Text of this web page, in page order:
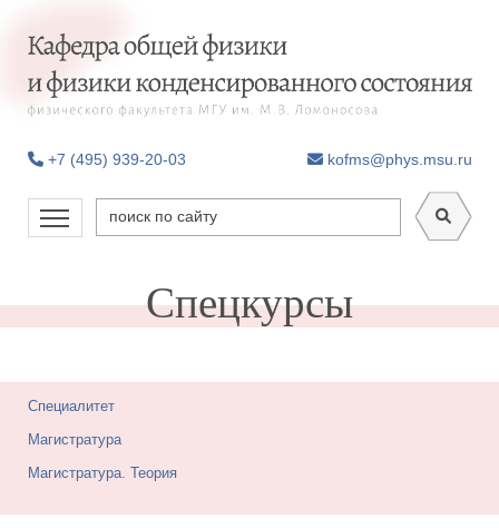
+7 (495) 939-20-03 kofms@phys.msu.ru
Спецкурсы
Специалитет
Магистратура
Магистратура. Теория